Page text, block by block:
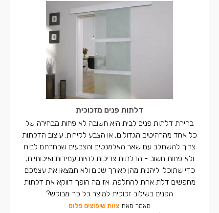
דלתות פנים מזכוכית
בחירת דלתות פנים לבית היא חשובה לא פחות מבחירה של
כל אחד מהרהיטים הגדולים, או הצבע לקירות. עיצוב הדלתות
צריך להשתלב עם שאר האלמנטים והצבעים שבחרתם לבית
ולא פחות חשוב - הדלתות צריכות להיות עמידות ואיכותיות,
כדי שתוכלו ליהנות מהן לאורך שנים ולא תמצאו את עצמכם
מחפשים דלת אחת להחלפה. אז מה הופך דווקא את דלתות
הפנים בשילוב זכוכית למוצר כל כך מבוקש?
מאמר מאת צוות שיפוצים פלוס